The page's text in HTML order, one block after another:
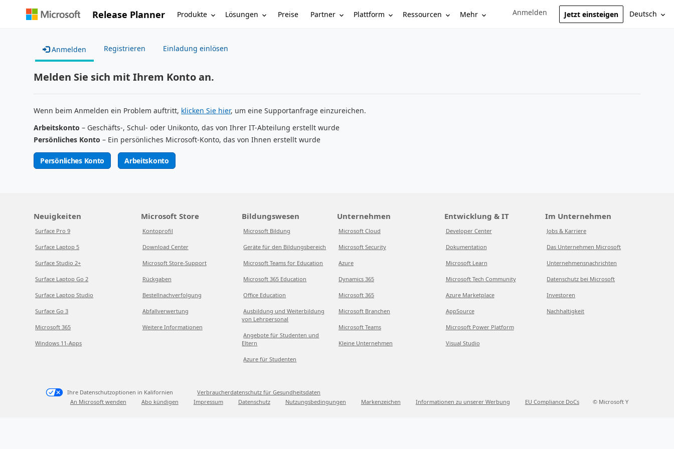
Release Planner Produkte Lösungen Preise Partner Plattform Ressourcen Mehr Sign in to your account
Anmelden Jetzt einsteigen Deutsch
Anmelden Registrieren Einladung einlösen
Melden Sie sich mit Ihrem Konto an.
Wenn beim Anmelden ein Problem auftritt, klicken Sie hier, um eine Supportanfrage einzureichen.
Arbeitskonto – Geschäfts-, Schul- oder Unikonto, das von Ihrer IT-Abteilung erstellt wurde
Persönliches Konto – Ein persönliches Microsoft-Konto, das von Ihnen erstellt wurde
Persönliches Konto Arbeitskonto
Neuigkeiten
Surface Pro 9
Surface Laptop 5
Surface Studio 2+
Surface Laptop Go 2
Surface Laptop Studio
Surface Go 3
Microsoft 365
Windows 11-Apps
Microsoft Store
Kontoprofil
Download Center
Microsoft Store-Support
Rückgaben
Bestellnachverfolgung
Abfallverwertung
Weitere Informationen
Bildungswesen
Microsoft Bildung
Geräte für den Bildungsbereich
Microsoft Teams for Education
Microsoft 365 Education
Office Education
Ausbildung und Weiterbildung
von Lehrpersonal
Angebote für Studenten und
Eltern
Azure für Studenten
Unternehmen
Microsoft Cloud
Microsoft Security
Azure
Dynamics 365
Microsoft 365
Microsoft Branchen
Microsoft Teams
Kleine Unternehmen
Entwicklung & IT
Developer Center
Dokumentation
Microsoft Learn
Microsoft Tech Community
Azure Marketplace
AppSource
Microsoft Power Platform
Visual Studio
Im Unternehmen
Jobs & Karriere
Das Unternehmen Microsoft
Unternehmensnachrichten
Datenschutz bei Microsoft
Investoren
Nachhaltigkeit
Ihre Datenschutzoptionen in Kalifornien
Verbraucherdatenschutz für Gesundheitsdaten
An Microsoft wenden
Abo kündigen Impressum Datenschutz Nutzungsbedingungen Markenzeichen Informationen zu unserer Werbung EU Compliance DoCs © Microsoft Y